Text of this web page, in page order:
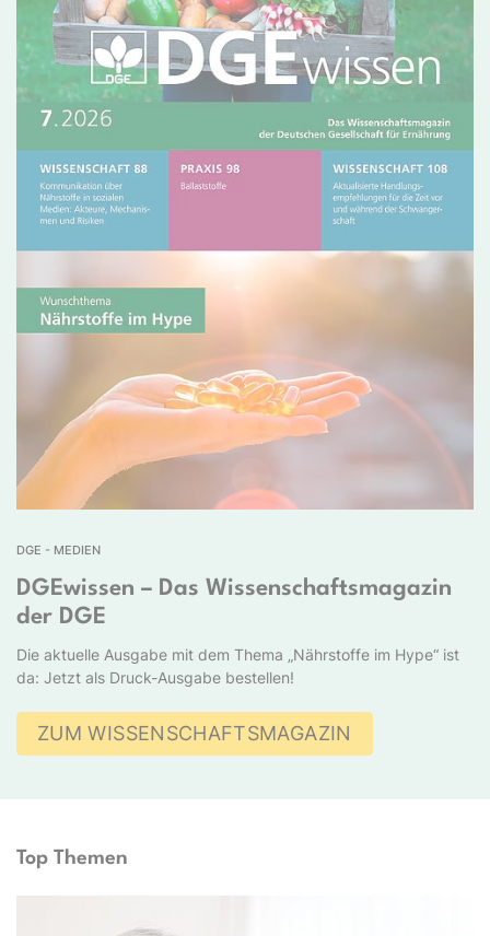
DGE - MEDIEN
DGEwissen – Das Wissenschaftsmagazin
der DGE
Die aktuelle Ausgabe mit dem Thema „Nährstoffe im Hype“ ist
da: Jetzt als Druck-Ausgabe bestellen!
ZUM WISSENSCHAFTSMAGAZIN
Top Themen